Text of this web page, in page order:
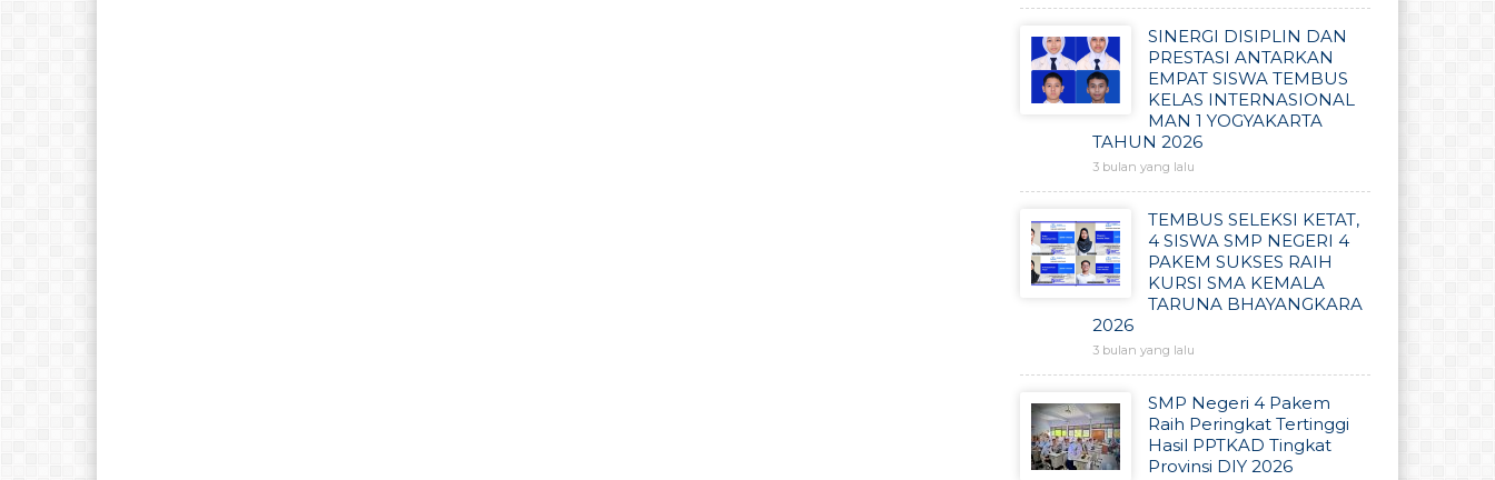
SINERGI DISIPLIN DAN
PRESTASI ANTARKAN
EMPAT SISWA TEMBUS
KELAS INTERNASIONAL
MAN 1 YOGYAKARTA
TAHUN 2026
3 bulan yang lalu
TEMBUS SELEKSI KETAT,
4 SISWA SMP NEGERI 4
PAKEM SUKSES RAIH
KURSI SMA KEMALA
TARUNA BHAYANGKARA
2026
3 bulan yang lalu
SMP Negeri 4 Pakem
Raih Peringkat Tertinggi
Hasil PPTKAD Tingkat
Provinsi DIY 2026